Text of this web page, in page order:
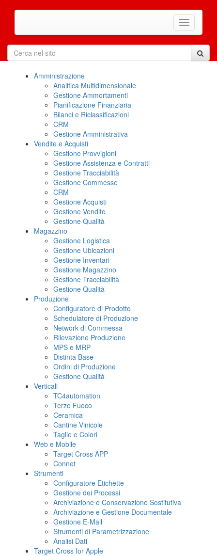
Amministrazione
Analitica Multidimensionale
Gestione Ammortamenti
Pianificazione Finanziaria
Bilanci e Riclassificazioni
CRM
Gestione Amministrativa
Vendite e Acquisti
Gestione Provvigioni
Gestione Assistenza e Contratti
Gestione Tracciabilità
Gestione Commesse
CRM
Gestione Acquisti
Gestione Vendite
Gestione Qualità
Magazzino
Gestione Logistica
Gestione Ubicazioni
Gestione Inventari
Gestione Magazzino
Gestione Tracciabilità
Gestione Qualità
Produzione
Configuratore di Prodotto
Schedulatore di Produzione
Network di Commessa
Rilevazione Produzione
MPS e MRP
Distinta Base
Ordini di Produzione
Gestione Qualità
Verticali
TC4automation
Terzo Fuoco
Ceramica
Cantine Vinicole
Taglie e Colori
Web e Mobile
Target Cross APP
Connet
Strumenti
Configuratore Etichette
Gestione dei Processi
Archiviazione e Conservazione Sostitutiva
Archiviazione e Gestione Documentale
Gestione E-Mail
Strumenti di Parametrizzazione
Analisi Dati
Target Cross for Apple